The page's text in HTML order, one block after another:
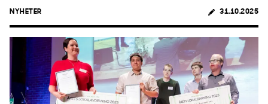
NYHETER 31.10.2025